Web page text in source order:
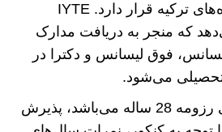
لیست برترین دانشگاه‌های ترکیه قرار دارد. IYTE
که منجر به دریافت مدارک
فوق لیسانس و دکترا در
می‌شود.
این موسسه که دارای رزومه 28 ساله می‌باشد، پذیرش